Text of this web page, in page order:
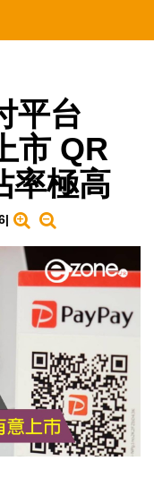
平台
市 QR
率極高
|